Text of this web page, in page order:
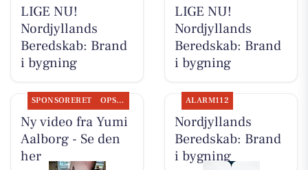
LIGE NU!
Nordjyllands
Beredskab: Brand
i bygning
LIGE NU!
Nordjyllands
Beredskab: Brand
i bygning
SPONSORERET OPSLAGSTAVLEN
Ny video fra Yumi
Aalborg - Se den
her
ALARM112
Nordjyllands
Beredskab: Brand
i bygning